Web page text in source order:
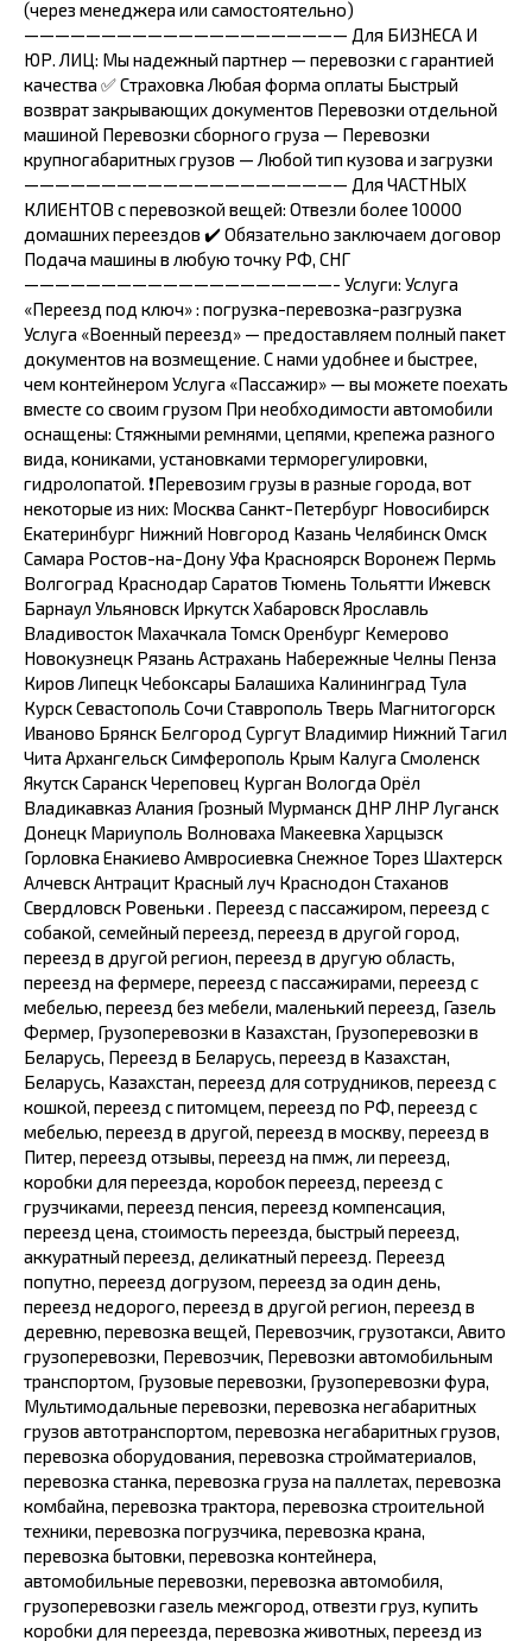
(через менеджера или самостоятельно)
————————————————————— Для БИЗНЕСА И
ЮР. ЛИЦ: Мы надежный партнер — перевозки с гарантией
качества ✅ Страховка Любая форма оплаты Быстрый
возврат закрывающих документов Перевозки отдельной
машиной Перевозки сборного груза — Перевозки
крупногабаритных грузов — Любой тип кузова и загрузки
————————————————————— Для ЧАСТНЫХ
КЛИЕНТОВ с перевозкой вещей: Отвезли более 10000
домашних переездов ✔️ Обязательно заключаем договор
Подача машины в любую точку РФ, СНГ
————————————————————- Услуги: Услуга
«Переезд под ключ» : погрузка-перевозка-разгрузка
Услуга «Военный переезд» — предоставляем полный пакет
документов на возмещение. С нами удобнее и быстрее,
чем контейнером Услуга «Пассажир» — вы можете поехать
вместе со своим грузом При необходимости автомобили
оснащены: Стяжными ремнями, цепями, крепежа разного
вида, кониками, установками терморегулировки,
гидролопатой. ❗Перевозим грузы в разные города, вот
некоторые из них: Москва Санкт-Петербург Новосибирск
Екатеринбург Нижний Новгород Казань Челябинск Омск
Самара Ростов-на-Дону Уфа Красноярск Воронеж Пермь
Волгоград Краснодар Саратов Тюмень Тольятти Ижевск
Барнаул Ульяновск Иркутск Хабаровск Ярославль
Владивосток Махачкала Томск Оренбург Кемерово
Новокузнецк Рязань Астрахань Набережные Челны Пенза
Киров Липецк Чебоксары Балашиха Калининград Тула
Курск Севастополь Сочи Ставрополь Тверь Магнитогорск
Иваново Брянск Белгород Сургут Владимир Нижний Тагил
Чита Архангельск Симферополь Крым Калуга Смоленск
Якутск Саранск Череповец Курган Вологда Орёл
Владикавказ Алания Грозный Мурманск ДНР ЛНР Луганск
Донецк Мариуполь Волноваха Макеевка Харцызск
Горловка Енакиево Амвросиевка Снежное Торез Шахтерск
Алчевск Антрацит Красный луч Краснодон Стаханов
Свердловск Ровеньки . Переезд с пассажиром, переезд с
собакой, семейный переезд, переезд в другой город,
переезд в другой регион, переезд в другую область,
переезд на фермере, переезд с пассажирами, переезд с
мебелью, переезд без мебели, маленький переезд, Газель
Фермер, Грузоперевозки в Казахстан, Грузоперевозки в
Беларусь, Переезд в Беларусь, переезд в Казахстан,
Беларусь, Казахстан, переезд для сотрудников, переезд с
кошкой, переезд с питомцем, переезд по РФ, переезд с
мебелью, переезд в другой, переезд в москву, переезд в
Питер, переезд отзывы, переезд на пмж, ли переезд,
коробки для переезда, коробок переезд, переезд с
грузчиками, переезд пенсия, переезд компенсация,
переезд цена, стоимость переезда, быстрый переезд,
аккуратный переезд, деликатный переезд. Переезд
попутно, переезд догрузом, переезд за один день,
переезд недорого, переезд в другой регион, переезд в
деревню, перевозка вещей, Перевозчик, грузотакси, Авито
грузоперевозки, Перевозчик, Перевозки автомобильным
транспортом, Грузовые перевозки, Грузоперевозки фура,
Мультимодальные перевозки, перевозка негабаритных
грузов автотранспортом, перевозка негабаритных грузов,
перевозка оборудования, перевозка стройматериалов,
перевозка станка, перевозка груза на паллетах, перевозка
комбайна, перевозка трактора, перевозка строительной
техники, перевозка погрузчика, перевозка крана,
перевозка бытовки, перевозка контейнера,
автомобильные перевозки, перевозка автомобиля,
грузоперевозки газель межгород, отвезти груз, купить
коробки для переезда, перевозка животных, переезд из